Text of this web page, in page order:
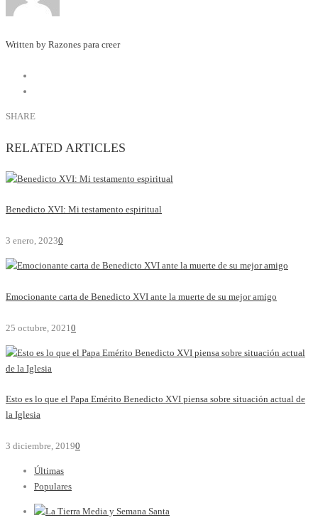
Written by Razones para creer
SHARE
RELATED ARTICLES
Benedicto XVI: Mi testamento espiritual
3 enero, 20230
Emocionante carta de Benedicto XVI ante la muerte de su mejor amigo
25 octubre, 2021 0
Esto es lo que el Papa Emérito Benedicto XVI piensa sobre situación actual de
la Iglesia
3 diciembre, 20190
Últimas
Populares